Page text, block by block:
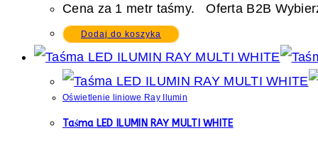
Cena za 1 metr taśmy. Oferta B2B
Dodaj do koszyka
Oświetlenie liniowe Ray Ilumin
Taśma LED ILUMIN RAY MULTI WHITE